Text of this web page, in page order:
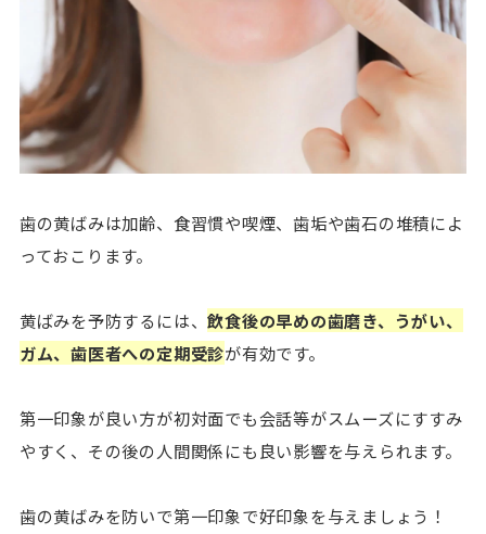
歯の黄ばみは加齢、食習慣や喫煙、歯垢や歯石の堆積によ
っておこります。
黄ばみを予防するには、飲食後の早めの歯磨き、うがい、
ガム、歯医者への定期受診が有効です。
第一印象が良い方が初対面でも会話等がスムーズにすすみ
やすく、その後の人間関係にも良い影響を与えられます。
歯の黄ばみを防いで第一印象で好印象を与えましょう！